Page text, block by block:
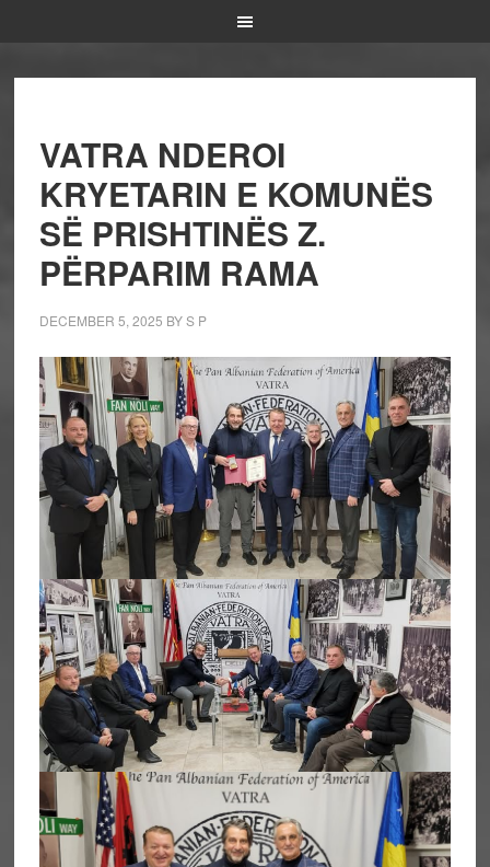
VATRA NDEROI
KRYETARIN E KOMUNËS
SË PRISHTINËS Z.
PËRPARIM RAMA
DECEMBER 5, 2025 BYS P